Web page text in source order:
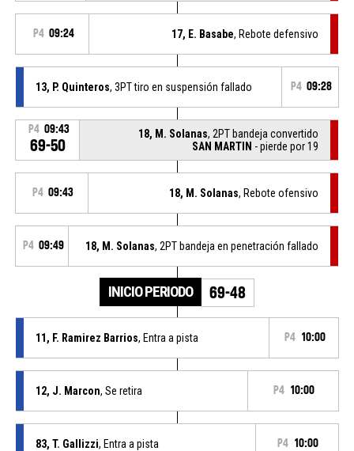
P4 09:24 17, E. Basabe, Rebote defensivo
13, P. Quinteros, 3PT tiro en suspensión fallado P4 09:28
P4 09:43
69-50
18, M. Solanas, 2PT bandeja convertido
SAN MARTIN - pierde por 19
P4 09:43 18, M. Solanas, Rebote ofensivo
P4 09:49 18, M. Solanas, 2PT bandeja en penetración fallado
INICIO PERIODO 69-48
11, F. Ramirez Barrios, Entra a pista P4 10:00
12, J. Marcon, Se retira P4 10:00
83, T. Gallizzi, Entra a pista P4 10:00